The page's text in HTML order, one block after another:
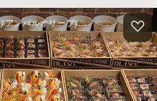
④〈1人2個〉PREMIUM DELI＆SWEETSサ
ドイッチプラン
ードブル
700円/人
〈1人3個〉嬉しい個包装DELIサンドイッ
アンバルオリーブ)